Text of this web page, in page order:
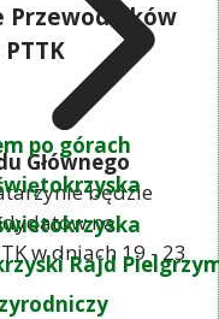
po górach
Rajd
Przewodników
Głównego
będzie
na
w dniach 19 - 23